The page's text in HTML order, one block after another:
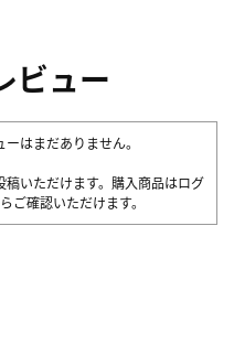
ビュー
はまだありません。
いただけます。購入商品はログ
ご確認いただけます。